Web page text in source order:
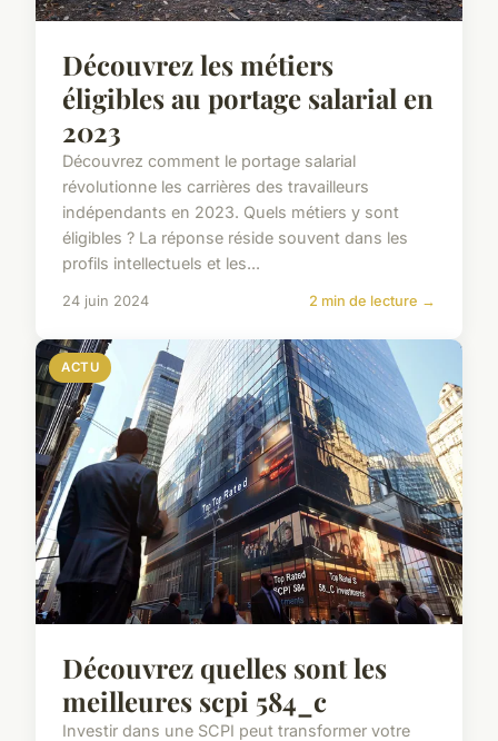
Découvrez les métiers
éligibles au portage salarial en
2023
Découvrez comment le portage salarial
révolutionne les carrières des travailleurs
indépendants en 2023. Quels métiers y sont
éligibles ? La réponse réside souvent dans les
profils intellectuels et les...
24 juin 2024 2 min de lecture →
ACTU
Découvrez quelles sont les
meilleures scpi 584_c
Investir dans une SCPI peut transformer votre